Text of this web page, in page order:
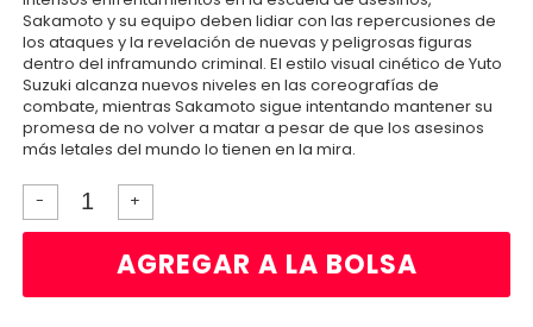
Sakamoto y su equipo deben lidiar con las repercusiones de
los ataques y la revelación de nuevas y peligrosas figuras
dentro del inframundo criminal. El estilo visual cinético de Yuto
Suzuki alcanza nuevos niveles en las coreografías de
combate, mientras Sakamoto sigue intentando mantener su
promesa de no volver a matar a pesar de que los asesinos
más letales del mundo lo tienen en la mira.
- +
AGREGAR A LA BOLSA